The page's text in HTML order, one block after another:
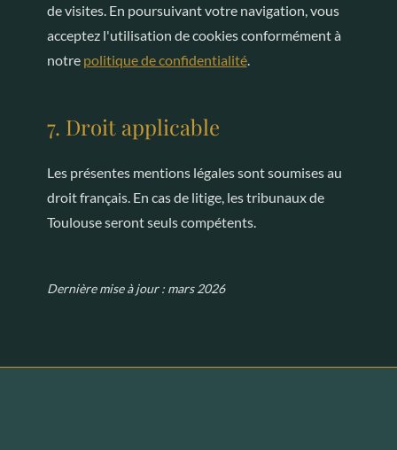
de visites. En poursuivant votre navigation, vous
acceptez l'utilisation de cookies conformément à
notre politique de confidentialité.
7. Droit applicable
Les présentes mentions légales sont soumises au
droit français. En cas de litige, les tribunaux de
Toulouse seront seuls compétents.
Dernière mise à jour : mars 2026